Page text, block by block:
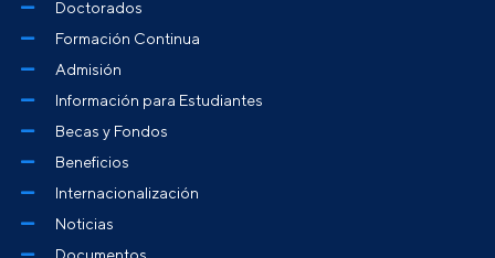
Doctorados
Formación Continua
Admisión
Información para Estudiantes
Becas y Fondos
Beneficios
Internacionalización
Noticias
Documentos